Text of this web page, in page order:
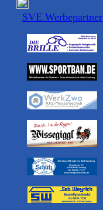
SVE Werbepartner